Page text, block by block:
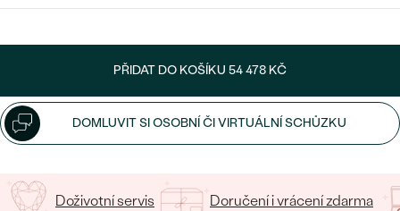
Wave kolekce
PROHLÉDNOUT
PROHLÉDNOUT
PŘIDAT DO KOŠÍKU 54 478 KČ
DOMLUVIT SI OSOBNÍ ČI VIRTUÁLNÍ SCHŮZKU
Doživotní servis Doručení i vrácení zdarma